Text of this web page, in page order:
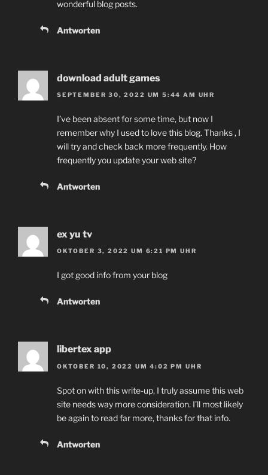
wonderful blog posts.
Antworten
download adult games
SEPTEMBER 30, 2022 UM 5:44 AM UHR
I’ve been absent for some time, but now I
remember why I used to love this blog. Thanks , I
will try and check back more frequently. How
frequently you update your web site?
Antworten
ex yu tv
OKTOBER 3, 2022 UM 6:21 PM UHR
I got good info from your blog
Antworten
libertex app
OKTOBER 10, 2022 UM 4:02 PM UHR
Spot on with this write-up, I truly assume this web
site needs way more consideration. I’ll most likely
be again to read far more, thanks for that info.
Antworten